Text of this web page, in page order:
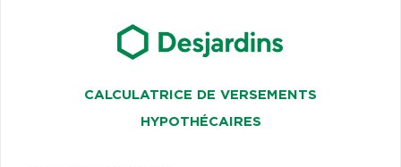
CALCULATRICE DE VERSEMENTS
HYPOTHÉCAIRES